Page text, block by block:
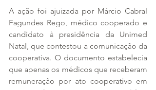
A ação foi ajuizada por Márcio Cabral
Fagundes Rego, médico cooperado e
candidato à presidência da Unimed
Natal, que contestou a comunicação da
cooperativa. O documento estabelecia
que apenas os médicos que receberam
remuneração por ato cooperativo em